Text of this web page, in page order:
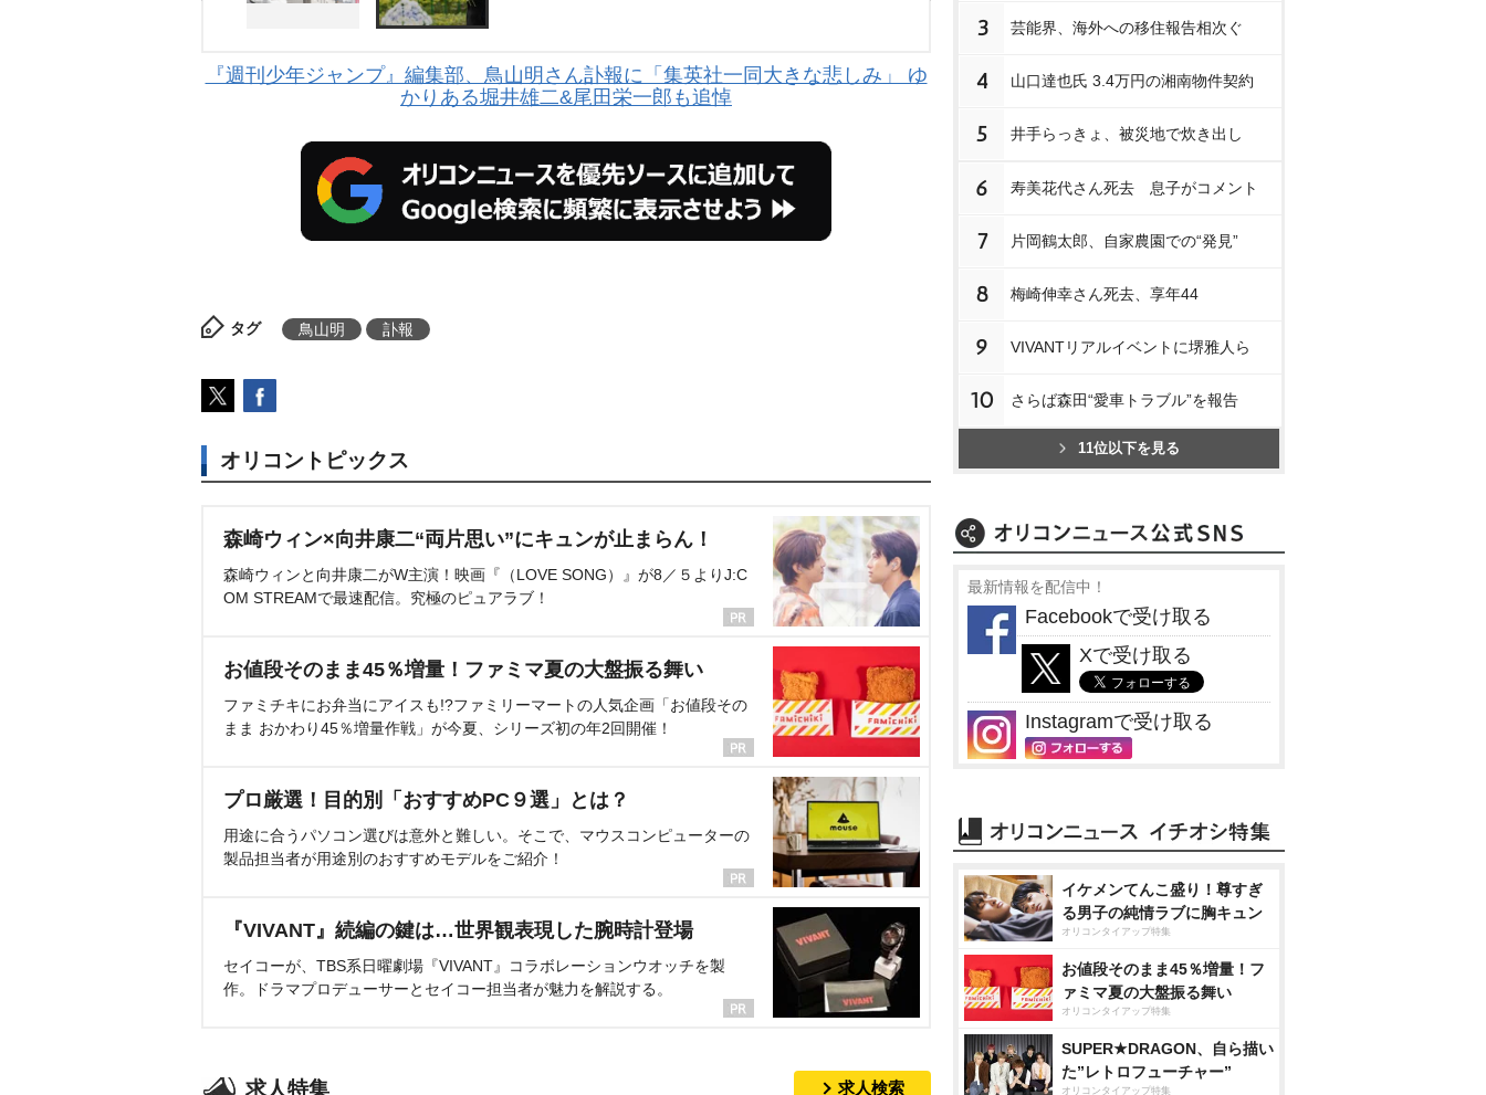
『週刊少年ジャンプ』編集部、鳥山明さん訃報に「集英社一同大きな悲しみ」 ゆ
かりある堀井雄二&尾田栄一郎も追悼
タグ 鳥山明 訃報
オリコントピックス
森崎ウィン×向井康二“両片思い”にキュンが止まらん！
森崎ウィンと向井康二がW主演！映画『（LOVE SONG）』が8／５よりJ:C
OM STREAMで最速配信。究極のピュアラブ！
お値段そのまま45％増量！ファミマ夏の大盤振る舞い
ファミチキにお弁当にアイスも!?ファミリーマートの人気企画「お値段その
まま おかわり45％増量作戦」が今夏、シリーズ初の年2回開催！
プロ厳選！目的別「おすすめPC９選」とは？
用途に合うパソコン選びは意外と難しい。そこで、マウスコンピューターの
製品担当者が用途別のおすすめモデルをご紹介！
『VIVANT』続編の鍵は…世界観表現した腕時計登場
セイコーが、TBS系日曜劇場『VIVANT』コラボレーションウオッチを製
作。ドラマプロデューサーとセイコー担当者が魅力を解説する。
求人特集 求人検索
3 芸能界、海外への移住報告相次ぐ
4 山口達也氏 3.4万円の湘南物件契約
5 井手らっきょ、被災地で炊き出し
6 寿美花代さん死去 息子がコメント
7 片岡鶴太郎、自家農園での“発見”
8 梅崎伸幸さん死去、享年44
9 VIVANTリアルイベントに堺雅人ら
10 さらば森田“愛車トラブル”を報告
11位以下を見る
最新情報を配信中！
Facebookで受け取る
Xで受け取る
Instagramで受け取る
イケメンてんこ盛り！尊すぎ
る男子の純情ラブに胸キュン
オリコンタイアップ特集
お値段そのまま45％増量！フ
ァミマ夏の大盤振る舞い
オリコンタイアップ特集
SUPER★DRAGON、自ら描い
た”レトロフューチャー”
オリコンタイアップ特集